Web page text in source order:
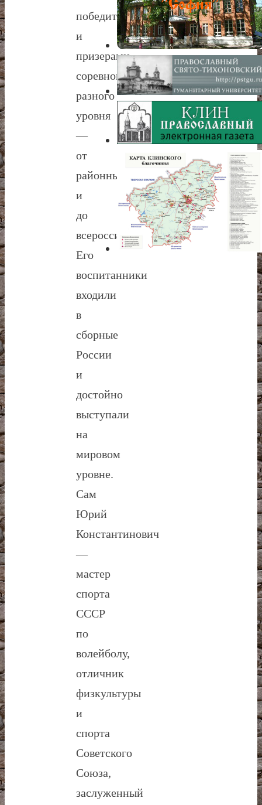
победителями
и
призерами
соревнований
разного
уровня
—
от
районных
и
до
всероссийских.
Его
воспитанники
входили
в
сборные
России
и
достойно
выступали
на
мировом
уровне.
Сам
Юрий
Константинович
—
мастер
спорта
СССР
по
волейболу,
отличник
физкультуры
и
спорта
Советского
Союза,
заслуженный